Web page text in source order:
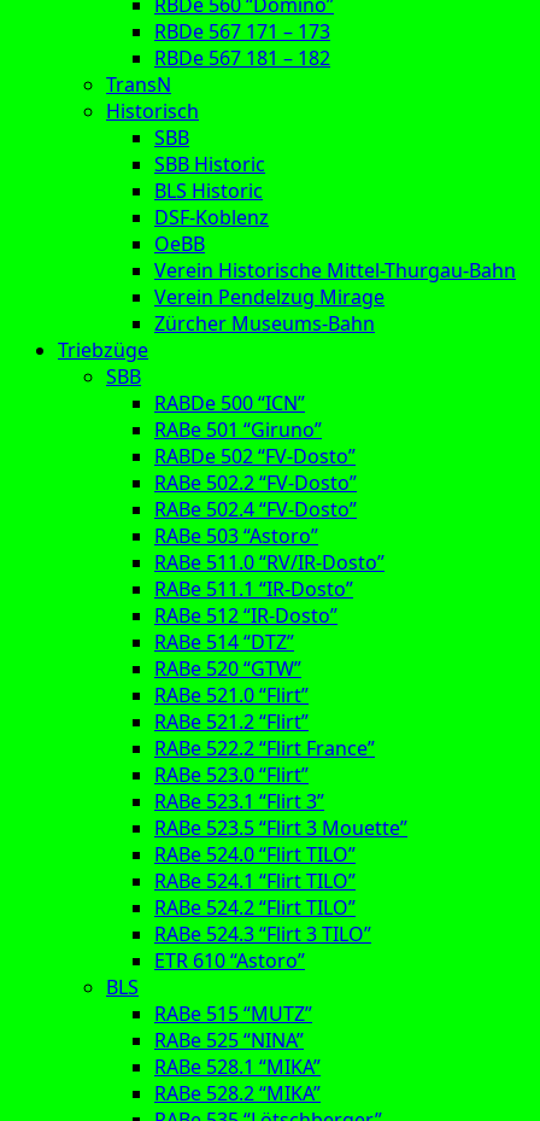
RBDe 567 171 – 173
RBDe 567 181 – 182
TransN
Historisch
SBB
SBB Historic
BLS Historic
DSF-Koblenz
OeBB
Verein Historische Mittel-Thurgau-Bahn
Verein Pendelzug Mirage
Zürcher Museums-Bahn
Triebzüge
SBB
RABDe 500 “ICN”
RABe 501 “Giruno”
RABDe 502 “FV-Dosto”
RABe 502.2 “FV-Dosto”
RABe 502.4 “FV-Dosto”
RABe 503 “Astoro”
RABe 511.0 “RV/IR-Dosto”
RABe 511.1 “IR-Dosto”
RABe 512 “IR-Dosto”
RABe 514 “DTZ”
RABe 520 “GTW”
RABe 521.0 “Flirt”
RABe 521.2 “Flirt”
RABe 522.2 “Flirt France”
RABe 523.0 “Flirt”
RABe 523.1 “Flirt 3”
RABe 523.5 “Flirt 3 Mouette”
RABe 524.0 “Flirt TILO”
RABe 524.1 “Flirt TILO”
RABe 524.2 “Flirt TILO”
RABe 524.3 “Flirt 3 TILO”
ETR 610 “Astoro”
BLS
RABe 515 “MUTZ”
RABe 525 “NINA”
RABe 528.1 “MIKA”
RABe 528.2 “MIKA”